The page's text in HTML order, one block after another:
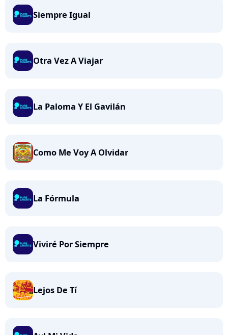
Siempre Igual
Otra Vez A Viajar
La Paloma Y El Gavilán
Como Me Voy A Olvidar
La Fórmula
Viviré Por Siempre
Lejos De Tí